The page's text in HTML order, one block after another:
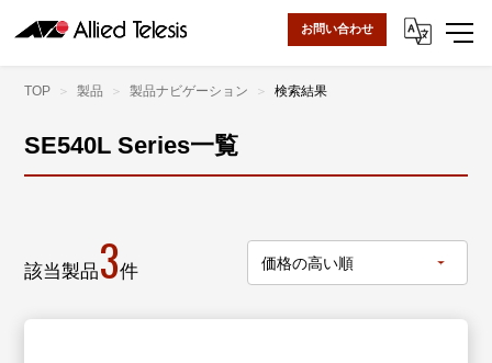
お問い合わせ
TOP 製品 製品ナビゲーション 検索結果
SE540L Series一覧
該当製品3件